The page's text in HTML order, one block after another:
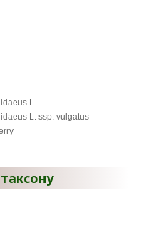
L.
L. ssp. vulgatus